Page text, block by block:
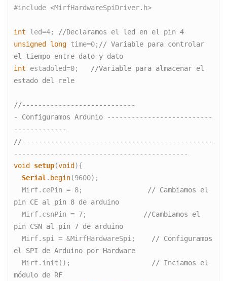
#include <MirfHardwareSpiDriver.h>
int led=4;
//Declaramos el led en el pin 4
unsigned long time=0; // Variable para controlar
el tiempo entre dato y dato
int estadoled=0;
//Variable para almacenar el
estado del rele
//----------------------------
- Configuramos Ardunio --------------------------
-------------
//-----------------------------------------------
-------------------------------------------
void setup(void){
Serial . begin(9600);
Mirf.cePin = 8;
// Cambiamos el
pin CE al pin 8 de arduino
Mirf.csnPin = 7;
//Cambiamos el
pin CSN al pin 7 de arduino
Mirf.spi = &MirfHardwareSpi;
// Configuramos
el SPI de Arduino por Hardware
Mirf.init();
// Inciamos el
módulo de RF